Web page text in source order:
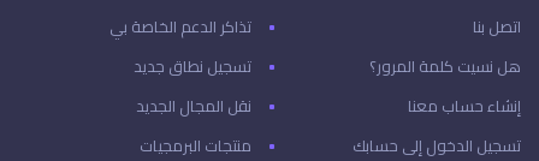
تذاكر الدعم الخاصة بي
تسجيل نطاق جديد
نقل المجال الجديد
منتجات البرمجيات
اتصل بنا
هل نسيت كلمة المرور؟
إنشاء حساب معنا
تسجيل الدخول إلى حسابك